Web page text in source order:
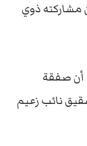
مشاركته ذوي
أن صفقة
نائب زعيم